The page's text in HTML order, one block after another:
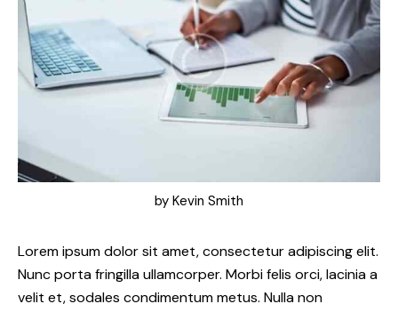
by Kevin Smith
Lorem ipsum dolor sit amet, consectetur adipiscing elit.
Nunc porta fringilla ullamcorper. Morbi felis orci, lacinia a
velit et, sodales condimentum metus. Nulla non